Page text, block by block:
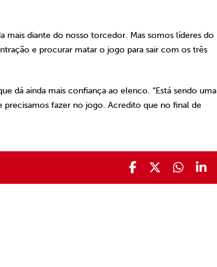
mais diante do nosso torcedor. Mas somos líderes do
e procurar matar o jogo para sair com os três
dá ainda mais confiança ao elenco. “Está sendo uma
fazer no jogo. Acredito que no final de